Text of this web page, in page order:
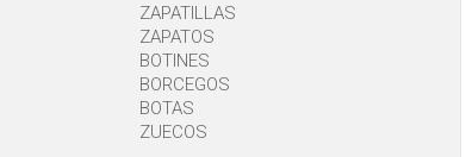
ZAPATILLAS
ZAPATOS
BOTINES
BORCEGOS
BOTAS
ZUECOS